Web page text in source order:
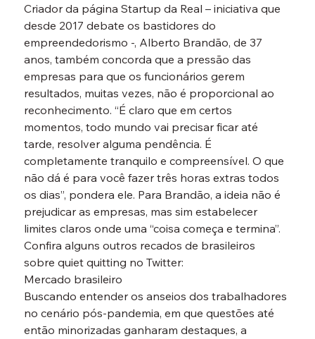
Criador da página Startup da Real – iniciativa que
desde 2017 debate os bastidores do
empreendedorismo -, Alberto Brandão, de 37
anos, também concorda que a pressão das
empresas para que os funcionários gerem
resultados, muitas vezes, não é proporcional ao
reconhecimento. “É claro que em certos
momentos, todo mundo vai precisar ficar até
tarde, resolver alguma pendência. É
completamente tranquilo e compreensível. O que
não dá é para você fazer três horas extras todos
os dias”, pondera ele. Para Brandão, a ideia não é
prejudicar as empresas, mas sim estabelecer
limites claros onde uma “coisa começa e termina”.
Confira alguns outros recados de brasileiros
sobre quiet quitting no Twitter:
Mercado brasileiro
Buscando entender os anseios dos trabalhadores
no cenário pós-pandemia, em que questões até
então minorizadas ganharam destaques, a